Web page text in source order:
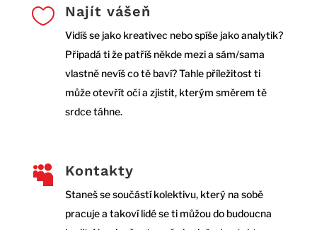
 Najít vášeň
Vidíš se jako kreativec nebo spíše jako analytik?
Připadá ti že patříš někde mezi a sám/sama
vlastně nevíš co tě baví? Tahle příležitost ti
může otevřít oči a zjistit, kterým směrem tě
srdce táhne.
 Kontakty
Staneš se součástí kolektivu, který na sobě
pracuje a takoví lidé se ti můžou do budoucna